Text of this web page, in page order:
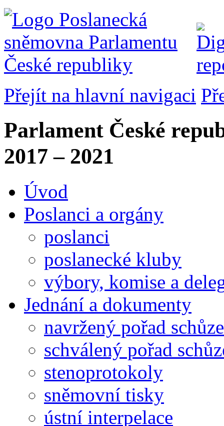
Přejít na hlavní navigaci
Parlament České
2017 – 2021
Úvod
Poslanci a orgány
poslanci
poslanecké kluby
výbory, komise a
Jednání a dokumenty
navržený pořad schůze
schválený pořad
stenoprotokoly
sněmovní tisky
ústní interpelace